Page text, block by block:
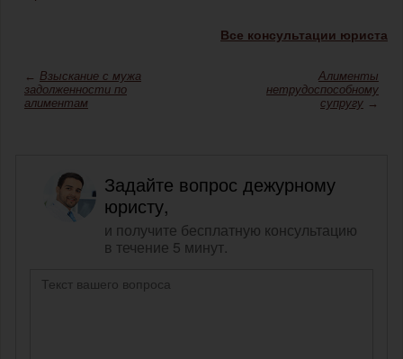
Все консультации юриста
← Взыскание с мужа
задолженности по
алиментам
Алименты
нетрудоспособному
супругу →
Задайте вопрос дежурному
юристу,
и получите бесплатную консультацию
в течение 5 минут.